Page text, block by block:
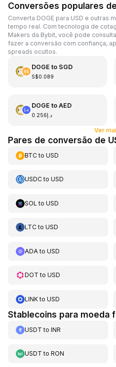
Conversões populares
Converta DOGE para USD e outras
tempo real. Com tecnologia de
Makers da Bybit, você pode
fazer a conversão com confiança,
spreads ocultos.
DOGE to SGD
S$0.089
DOGE to AED
د.إ0.256
Ver
Pares de conversão de
BTCto USD
USDCto USD
SOL to USD
LTCto USD
ADA to USD
DOT to USD
LINKto USD
Stablecoins para moeda
USDT to INR
USDT to RON